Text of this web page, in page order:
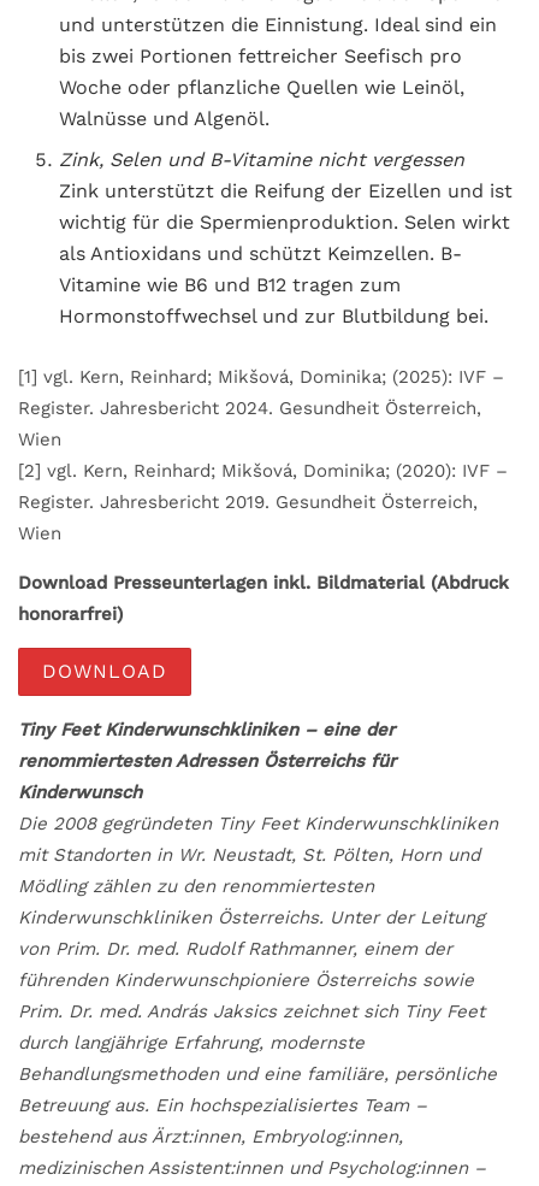
und unterstützen die Einnistung. Ideal sind ein
bis zwei Portionen fettreicher Seefisch pro
Woche oder pflanzliche Quellen wie Leinöl,
Walnüsse und Algenöl.
Zink, Selen und B-Vitamine nicht vergessen
Zink unterstützt die Reifung der Eizellen und ist
wichtig für die Spermienproduktion. Selen wirkt
als Antioxidans und schützt Keimzellen. B-
Vitamine wie B6 und B12 tragen zum
Hormonstoffwechsel und zur Blutbildung bei.
[1] vgl. Kern, Reinhard; Mikšová, Dominika; (2025): IVF –
Register. Jahresbericht 2024. Gesundheit Österreich,
Wien
[2] vgl. Kern, Reinhard; Mikšová, Dominika; (2020): IVF –
Register. Jahresbericht 2019. Gesundheit Österreich,
Wien
Download Presseunterlagen inkl. Bildmaterial (Abdruck
honorarfrei)
DOWNLOAD
Tiny Feet Kinderwunschkliniken – eine der
renommiertesten Adressen Österreichs für
Kinderwunsch
Die 2008 gegründeten Tiny Feet Kinderwunschkliniken
mit Standorten in Wr. Neustadt, St. Pölten, Horn und
Mödling zählen zu den renommiertesten
Kinderwunschkliniken Österreichs. Unter der Leitung
von Prim. Dr. med. Rudolf Rathmanner, einem der
führenden Kinderwunschpioniere Österreichs sowie
Prim. Dr. med. András Jaksics zeichnet sich Tiny Feet
durch langjährige Erfahrung, modernste
Behandlungsmethoden und eine familiäre, persönliche
Betreuung aus. Ein hochspezialisiertes Team –
bestehend aus Ärzt:innen, Embryolog:innen,
medizinischen Assistent:innen und Psycholog:innen –